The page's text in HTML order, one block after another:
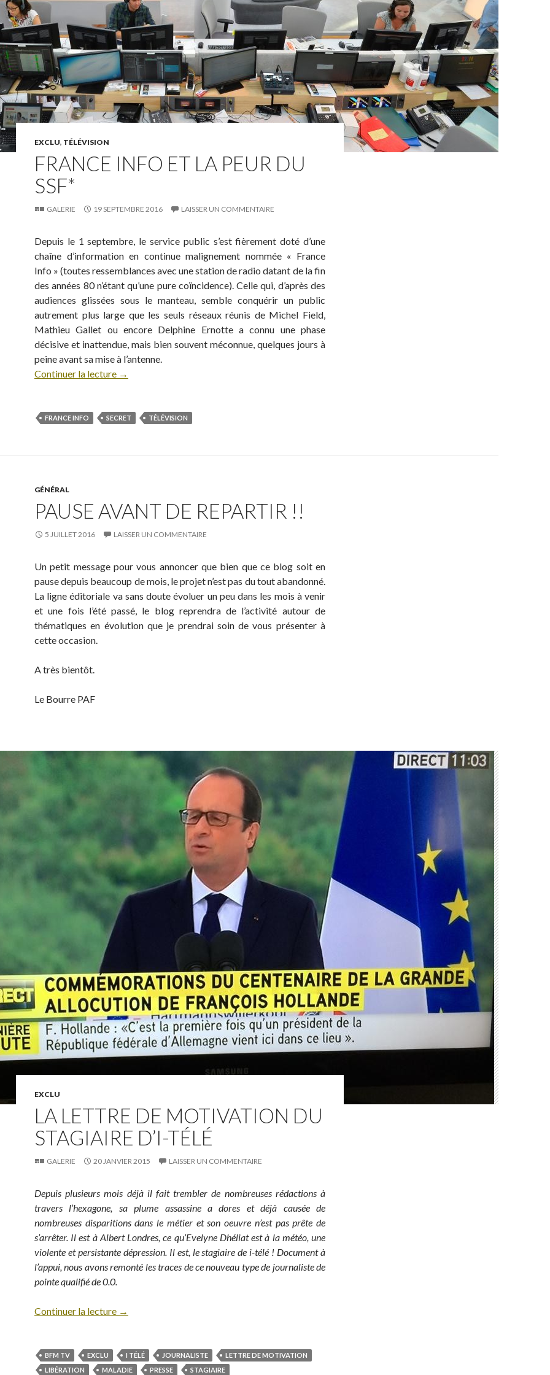
EXCLU, TÉLÉVISION
FRANCE INFO ET LA PEUR DU
SSF*
GALERIE 19 SEPTEMBRE 2016 LAISSER UN COMMENTAIRE
Depuis le 1 septembre, le service public s’est fièrement doté d’une
chaîne d’information en continue malignement nommée « France
Info » (toutes ressemblances avec une station de radio datant de la fin
des années 80 n’étant qu’une pure coïncidence). Celle qui, d’après des
audiences glissées sous le manteau, semble conquérir un public
autrement plus large que les seuls réseaux réunis de Michel Field,
Mathieu Gallet ou encore Delphine Ernotte a connu une phase
décisive et inattendue, mais bien souvent méconnue, quelques jours à
peine avant sa mise à l’antenne.
Continuer la lecture →
FRANCE INFO SECRET TÉLÉVISION
GÉNÉRAL
PAUSE AVANT DE REPARTIR !!
5 JUILLET 2016 LAISSER UN COMMENTAIRE
Un petit message pour vous annoncer que bien que ce blog soit en
pause depuis beaucoup de mois, le projet n’est pas du tout abandonné.
La ligne éditoriale va sans doute évoluer un peu dans les mois à venir
et une fois l’été passé, le blog reprendra de l’activité autour de
thématiques en évolution que je prendrai soin de vous présenter à
cette occasion.
A très bientôt.
Le Bourre PAF
EXCLU
LA LETTRE DE MOTIVATION DU
STAGIAIRE D’I-TÉLÉ
GALERIE 20 JANVIER 2015 LAISSER UN COMMENTAIRE
Depuis plusieurs mois déjà il fait trembler de nombreuses rédactions à
travers l’hexagone, sa plume assassine a dores et déjà causée de
nombreuses disparitions dans le métier et son oeuvre n’est pas prête de
s’arrêter. Il est à Albert Londres, ce qu’Evelyne Dhéliat est à la météo, une
violente et persistante dépression. Il est, le stagiaire de i-télé ! Document à
l’appui, nous avons remonté les traces de ce nouveau type de journaliste de
pointe qualifié de 0.0.
Continuer la lecture →
BFM TV EXCLU I TÉLÉ JOURNALISTE
LETTRE DE MOTIVATION
LIBÉRATION
MALADIE PRESSE STAGIAIRE